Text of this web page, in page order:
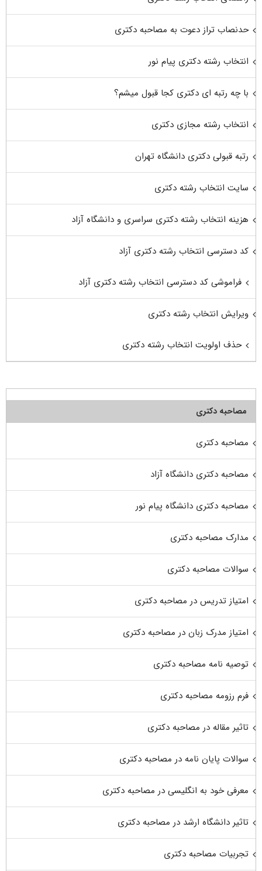
حدنصاب تراز دعوت به مصاحبه دکتری
انتخاب رشته دکتری پیام نور
با چه رتبه ای دکتری کجا قبول میشم؟
انتخاب رشته مجازی دکتری
رتبه قبولی دکتری دانشگاه تهران
سایت انتخاب رشته دکتری
هزینه انتخاب رشته دکتری سراسری و دانشگاه آزاد
کد دسترسی انتخاب رشته دکتری آزاد
فراموشی کد دسترسی انتخاب رشته دکتری آزاد
ویرایش انتخاب رشته دکتری
حذف اولویت انتخاب رشته دکتری
مصاحبه دکتری
مصاحبه دکتری
مصاحبه دکتری دانشگاه آزاد
مصاحبه دکتری دانشگاه پیام نور
مدارک مصاحبه دکتری
سوالات مصاحبه دکتری
امتیاز تدریس در مصاحبه دکتری
امتیاز مدرک زبان در مصاحبه دکتری
توصیه نامه مصاحبه دکتری
فرم رزومه مصاحبه دکتری
تاثیر مقاله در مصاحبه دکتری
سوالات پایان نامه در مصاحبه دکتری
معرفی خود به انگلیسی در مصاحبه دکتری
تاثیر دانشگاه ارشد در مصاحبه دکتری
تجربیات مصاحبه دکتری